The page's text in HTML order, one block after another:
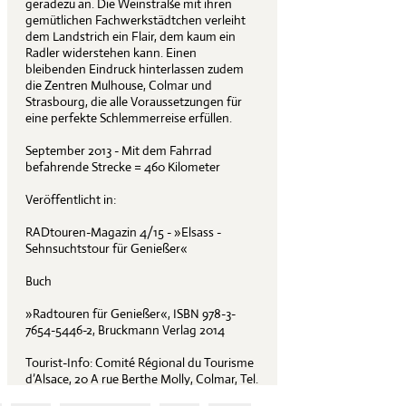
geradezu an. Die Weinstraße mit ihren
gemütlichen Fachwerkstädtchen verleiht
dem Landstrich ein Flair, dem kaum ein
Radler widerstehen kann. Einen
bleibenden Eindruck hinterlassen zudem
die Zentren Mulhouse, Colmar und
Strasbourg, die alle Voraussetzungen für
eine perfekte Schlemmerreise erfüllen.
September 2013 - Mit dem Fahrrad
befahrende Strecke = 460 Kilometer
Veröffentlicht in:
RADtouren-Magazin 4/15 - »Elsass -
Sehnsuchtstour für Genießer«
Buch
»Radtouren für Genießer«, ISBN 978-3-
7654-5446-2, Bruckmann Verlag 2014
Tourist-Info: Comité Régional du Tourisme
d’Alsace, 20 A rue Berthe Molly, Colmar, Tel.